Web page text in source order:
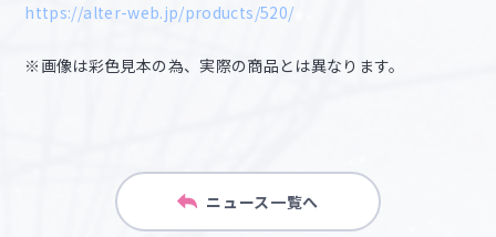
https://alter-web.jp/products/520/
※画像は彩色見本の為、実際の商品とは異なります。
ニュース一覧へ